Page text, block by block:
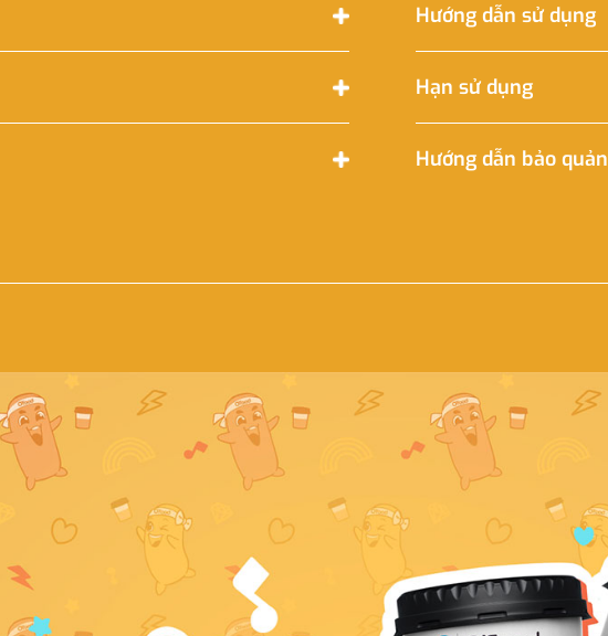
Hướng dẫn sử dụng
Hạn sử dụng
Hướng dẫn bảo quản